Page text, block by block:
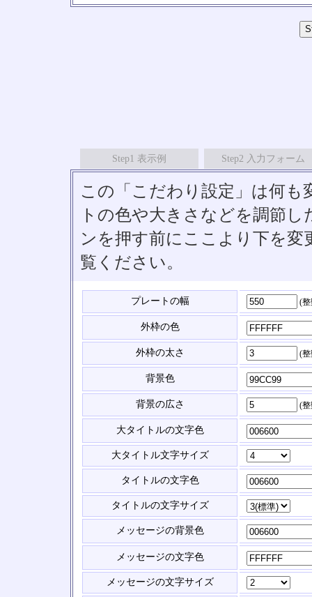
Step1 表示例 Step2 入力フォーム
この「こだわり設定」は何
トの色や大きさなどを調節
ンを押す前にここより下を
覧ください。
プレートの幅 (
外枠の色
外枠の太さ (
背景色
背景の広さ (
大タイトルの文字色
大タイトル文字サイズ
タイトルの文字色
タイトルの文字サイズ
メッセージの背景色
メッセージの文字色
メッセージの文字サイズ